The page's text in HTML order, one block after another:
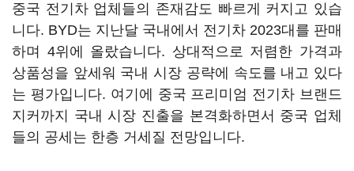
중국 전기차 업체들의 존재감도 빠르게 커지고 있습
니다. BYD는 지난달 국내에서 전기차 2023대를 판매
하며 4위에 올랐습니다. 상대적으로 저렴한 가격과
상품성을 앞세워 국내 시장 공략에 속도를 내고 있다
는 평가입니다. 여기에 중국 프리미엄 전기차 브랜드
지커까지 국내 시장 진출을 본격화하면서 중국 업체
들의 공세는 한층 거세질 전망입니다.